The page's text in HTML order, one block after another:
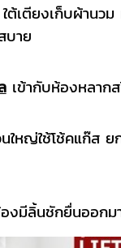
ต้เตียงเก็บผ้านว
บาย
เข้ากับห้องหลาก
ใหญ่ใช้โช้คแก๊ส ย
งมีลิ้นชักยื่นออกม